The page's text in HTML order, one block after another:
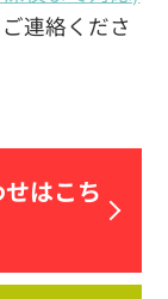
連絡くださ
はこち